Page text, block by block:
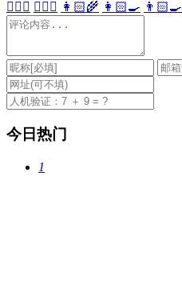
👩🏻‍⚕️ 👨🏻‍⚕️ 👩🏻‍🌾 👩🏻‍🍳 👨🏻‍🍳
今日热门
1